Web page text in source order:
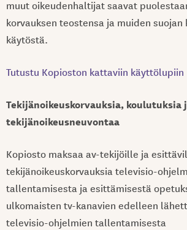
muut oikeudenhaltijat saavat
korvauksen teostensa ja muiden suojan
käytöstä.
Tutustu Kopioston kattaviin käyttölupiin
Tekijänoikeuskorvauksia, koulutuksia
tekijänoikeusneuvontaa
Kopiosto maksaa av-tekijöille ja
tekijänoikeuskorvauksia televisio-
tallentamisesta ja esittämisestä
ulkomaisten tv-kanavien edelleen
televisio-ohjelmien tallentamisesta